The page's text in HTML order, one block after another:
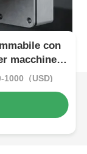
con
macchine
1000（USD)